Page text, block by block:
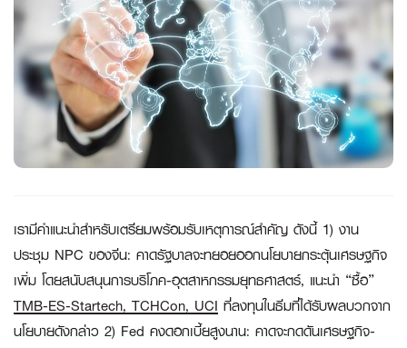
เรามีคำแนะนำสำหรับเตรียมพร้อมรับเหตุการณ์สำคัญ ดังนี้ 1) งาน
ประชุม NPC ของจีน: คาดรัฐบาลจะทยอยออกนโยบายกระตุ้นเศรษฐกิจ
เพิ่ม โดยสนับสนุนการบริโภค-อุตสาหกรรมยุทธศาสตร์, แนะนำ “ซื้อ”
TMB-ES-Startech, TCHCon, UCI ที่ลงทุนในธีมที่ได้รับผลบวกจาก
นโยบายดังกล่าว 2) Fed คงดอกเบี้ยสูงนาน: คาดจะกดดันเศรษฐกิจ-